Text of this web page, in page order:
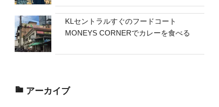
KLセントラルすぐのフードコート
MONEYS CORNERでカレーを食べる
アーカイブ